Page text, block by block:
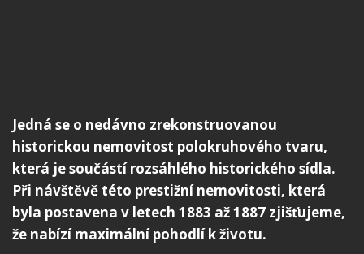
Jedná se o nedávno zrekonstruovanou
historickou nemovitost polokruhového tvaru,
která je součástí rozsáhlého historického sídla.
Při návštěvě této prestižní nemovitosti, která
byla postavena v letech 1883 až 1887 zjišťujeme,
že nabízí maximální pohodlí k životu.